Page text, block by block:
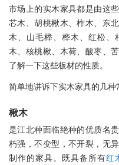
市场上的实木家具都是由这
芯木、胡桃楸木、柞木、东
木、山毛榉、桦木、红松、
木、核桃楸、木荷、酸枣、
了解一下这些板材的性质。
简单地讲诉下实木家具的几种
楸木
是江北种面临绝种的优质名
朽强，不变型，不开裂，无
制作的家具。既具备所有红